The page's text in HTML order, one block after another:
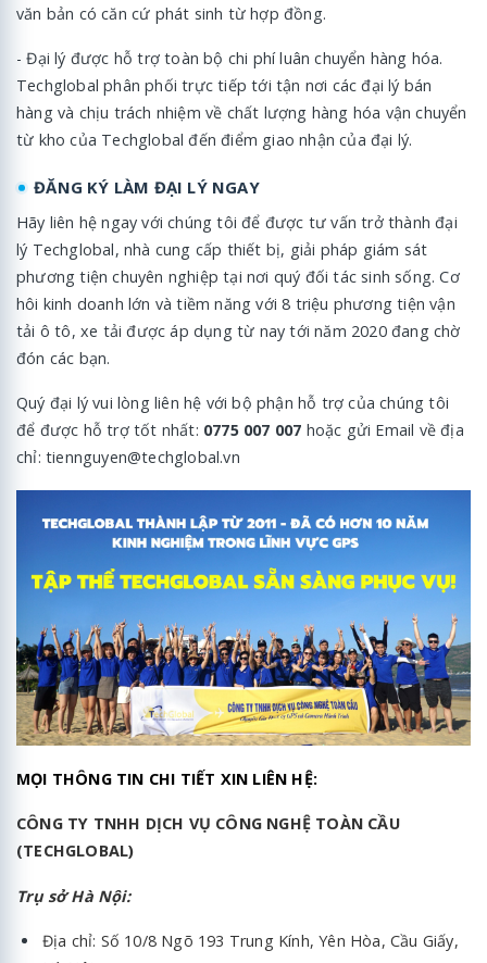
văn bản có căn cứ phát sinh từ hợp đồng.
- Đại lý được hỗ trợ toàn bộ chi phí luân chuyển hàng hóa.
Techglobal phân phối trực tiếp tới tận nơi các đại lý bán
hàng và chịu trách nhiệm về chất lượng hàng hóa vận chuyển
từ kho của Techglobal đến điểm giao nhận của đại lý.
ĐĂNG KÝ LÀM ĐẠI LÝ NGAY
Hãy liên hệ ngay với chúng tôi để được tư vấn trở thành đại
lý Techglobal, nhà cung cấp thiết bị, giải pháp giám sát
phương tiện chuyên nghiệp tại nơi quý đối tác sinh sống. Cơ
hôi kinh doanh lớn và tiềm năng với 8 triệu phương tiện vận
tải ô tô, xe tải được áp dụng từ nay tới năm 2020 đang chờ
đón các bạn.
Quý đại lý vui lòng liên hệ với bộ phận hỗ trợ của chúng tôi
để được hỗ trợ tốt nhất: 0775 007 007 hoặc gửi Email về địa
chỉ: tiennguyen@techglobal.vn
MỌI THÔNG TIN CHI TIẾT XIN LIÊN HỆ:
CÔNG TY TNHH DỊCH VỤ CÔNG NGHỆ TOÀN CẦU
(TECHGLOBAL)
Trụ sở Hà Nội:
Địa chỉ: Số 10/8 Ngõ 193 Trung Kính, Yên Hòa, Cầu Giấy,